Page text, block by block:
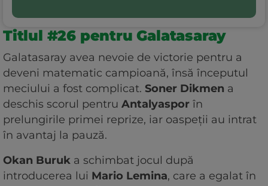
Titlul #26 pentru Galatasaray
Galatasaray avea nevoie de victorie pentru a
deveni matematic campioană, însă începutul
meciului a fost complicat. Soner Dikmen a
deschis scorul pentru Antalyaspor în
prelungirile primei reprize, iar oaspeții au intrat
în avantaj la pauză.
Okan Buruk a schimbat jocul după
introducerea lui Mario Lemina, care a egalat în